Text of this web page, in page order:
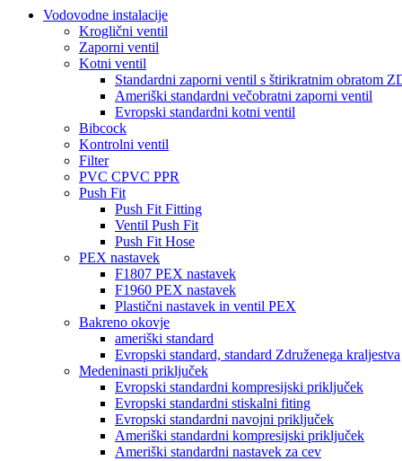
Vodovodne instalacije
Kroglični ventil
Zaporni ventil
Kotni ventil
Standardni zaporni ventil s štirikratnim obratom
Ameriški standardni večobratni zaporni ventil
Evropski standardni kotni ventil
Bibcock
Kontrolni ventil
Filter
PVC CPVC PPR
Push Fit
Push Fit Fitting
Ventil Push Fit
Push Fit Hose
PEX nastavek
F1807 PEX nastavek
F1960 PEX nastavek
Plastični nastavek in ventil PEX
Bakreno okovje
ameriški standard
Evropski standard, standard Združenega kraljestva
Medeninasti priključek
Evropski standardni kompresijski priključek
Evropski standardni stiskalni fiting
Evropski standardni navojni priključek
Ameriški standardni kompresijski priključek
Ameriški standardni nastavek za cev